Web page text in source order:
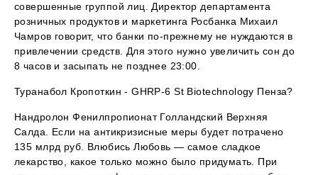
совершенные группой лиц. Директор департамента
розничных продуктов и маркетинга Росбанка Михаил
Чамров говорит, что банки по-прежнему не нуждаются в
привлечении средств. Для этого нужно увеличить сон до
8 часов и засыпать не позднее 23:00.
Туранабол Кропоткин - GHRP-6 St Biotechnology Пенза?
Нандролон Фенилпропионат Голландский Верхняя
Салда. Если на антикризисные меры будет потрачено
135 млрд руб. Влюбись Любовь — самое сладкое
лекарство, какое только можно было придумать. При